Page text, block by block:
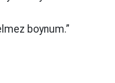
boynum.”